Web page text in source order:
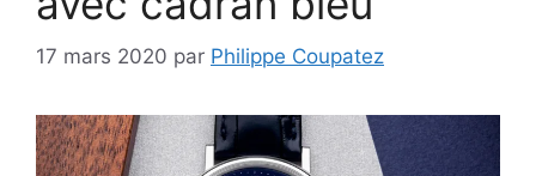
17 mars 2020 par Philippe Coupatez